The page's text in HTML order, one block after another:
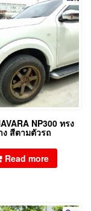
NP300 ทรง
ง สีตามตัวรถ
Read more